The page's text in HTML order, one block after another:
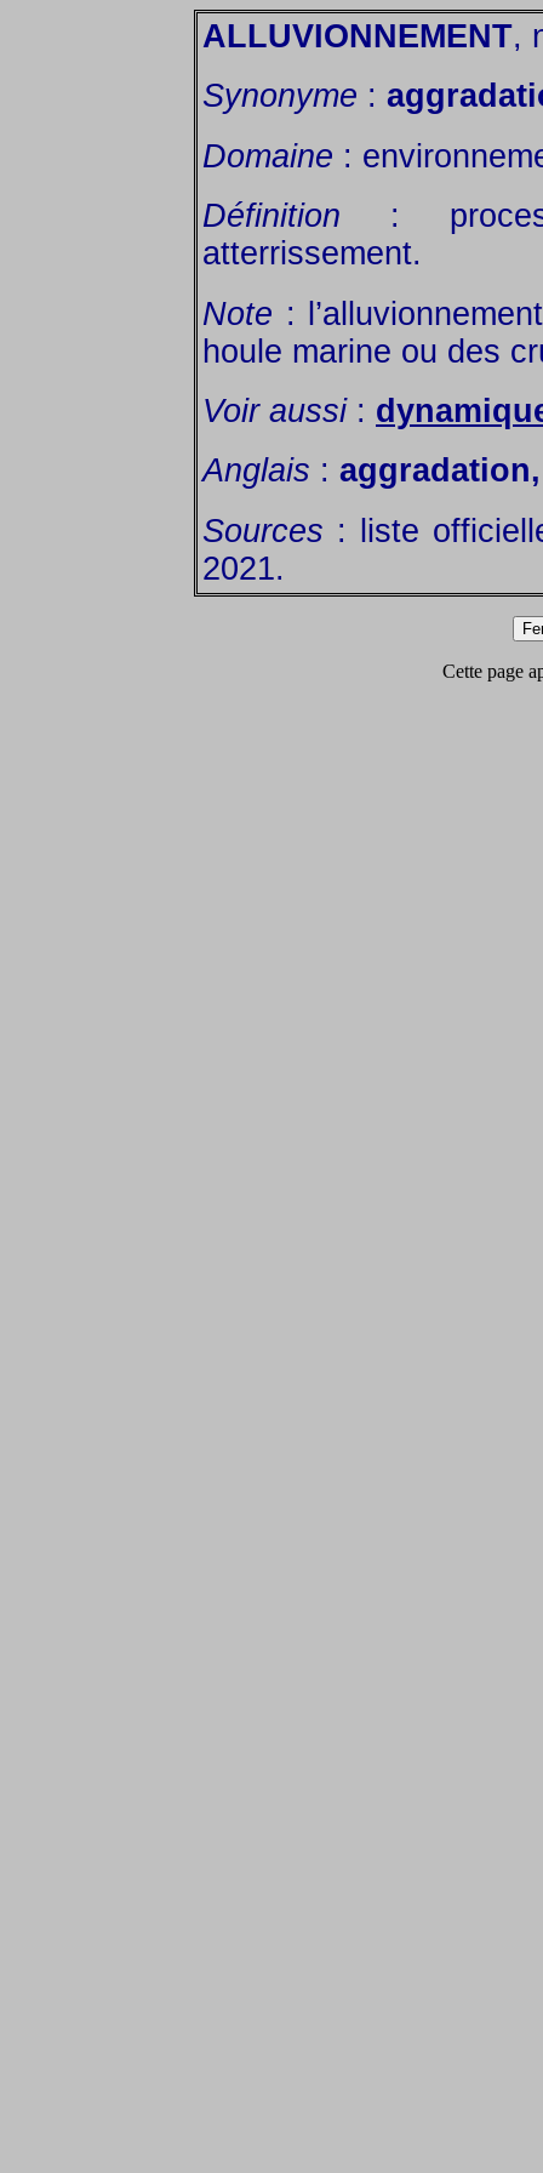
ALLUVIONNEMENT,
Synonyme :
Domaine :
Définition :
atterrissement.
Note :
houle marine ou des
Voir aussi:
Anglais :
Sources : liste
2021.
Cette page